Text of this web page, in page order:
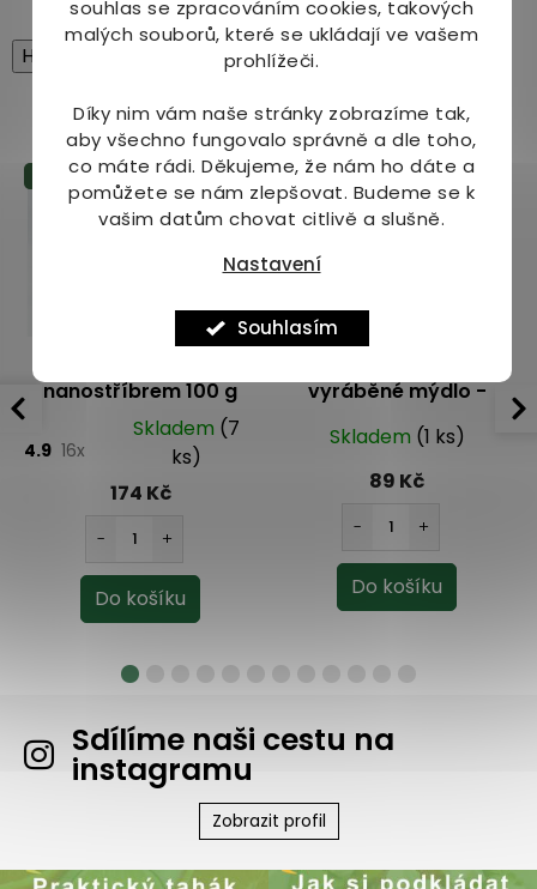
souhlas se zpracováním cookies, takových
malých souborů, které se ukládají ve vašem
prohlížeči.
Díky nim vám naše stránky zobrazíme tak,
aby všechno fungovalo správně a dle toho,
co máte rádi. Děkujeme, že nám ho dáte a
pomůžete se nám zlepšovat. Budeme se k
vašim datům chovat citlivě a slušně.
Nastavení
Souhlasím
High-contrast mode
Mohlo by Vás zajímat
nanostříbrem 100 g
4.9 16x
Skladem (7
ks)
174 Kč
vyráběné mýdlo -
Levandule 100 g
Skladem (1 ks)
89 Kč
Sdílíme naši cestu na
instagramu
Zobrazit profil